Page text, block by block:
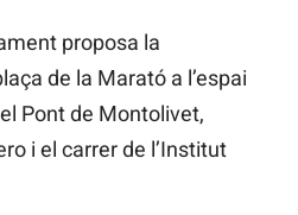
proposa la
laça de la Marató a l’espai
Pont de Montolivet,
i el carrer de l’Institut